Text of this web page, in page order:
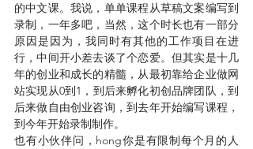
的中文课。我说，单单课程从草稿文案编写到
录制，一年多吧，当然，这个时长也有一部分
原因是因为，我同时有其他的工作项目在进
行，中间开小差去谈了个恋爱。但其实是十几
年的创业和成长的精髓，从最初靠给企业做网
站实现从0到1，到后来孵化初创品牌团队，到
后来做自由创业咨询，到去年开始编写课程，
到今年开始录制制作。
也有小伙伴问，hong你是有限制每个月的人